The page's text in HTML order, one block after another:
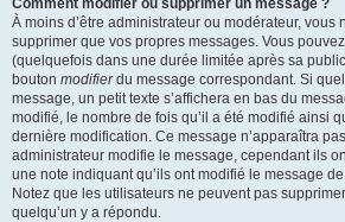
Comment modifier ou supprimer un message ?
À moins d’être administrateur ou modérateur, vous
supprimer que vos propres messages. Vous
(quelquefois dans une durée limitée après sa
bouton modifierdu message correspondant. Si
message, un petit texte s’affichera en bas du
modifié, le nombre de fois qu’il a été modifié ainsi
dernière modification. Ce message n’apparaîtra
administrateur modifie le message, cependant ils
une note indiquant qu’ils ont modifié le message
Notez que les utilisateurs ne peuvent pas
quelqu’un y a répondu.